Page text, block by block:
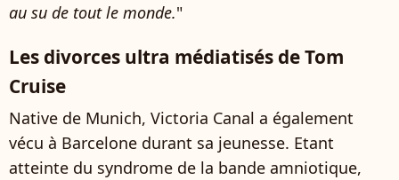
au su de tout le monde."
Les divorces ultra médiatisés de Tom
Cruise
Native de Munich, Victoria Canal a également
vécu à Barcelone durant sa jeunesse. Etant
atteinte du syndrome de la bande amniotique,